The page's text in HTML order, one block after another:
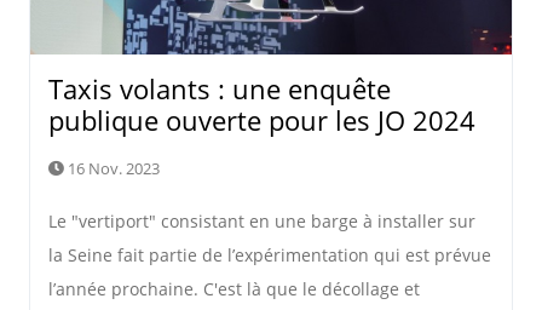
Taxis volants : une enquête
publique ouverte pour les JO 2024
16 Nov. 2023
Le "vertiport" consistant en une barge à installer sur
la Seine fait partie de l’expérimentation qui est prévue
l’année prochaine. C'est là que le décollage et